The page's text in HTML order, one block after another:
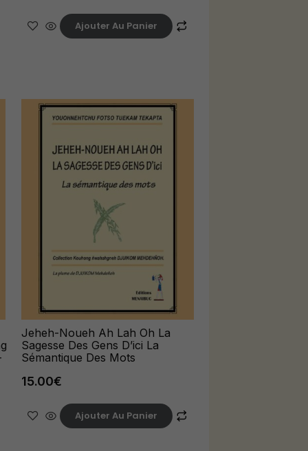
Ajouter Au Panier
Jeheh-Noueh Ah Lah Oh La
Sagesse Des Gens D’ici La
Sémantique Des Mots
15.00€
Ajouter Au Panier